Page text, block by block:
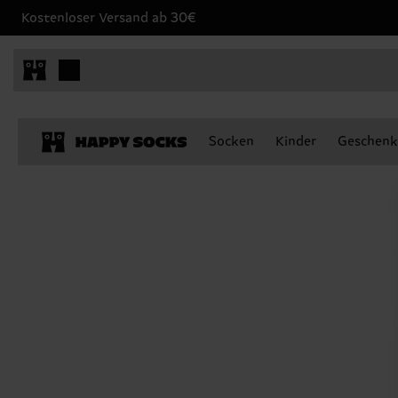
Kostenloser Versand ab 30€
Socken Kinder